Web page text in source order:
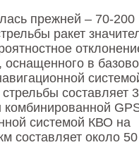
прежней – 70-200
ракет
оснащенного в
составляет
системой КВО на
составляет около